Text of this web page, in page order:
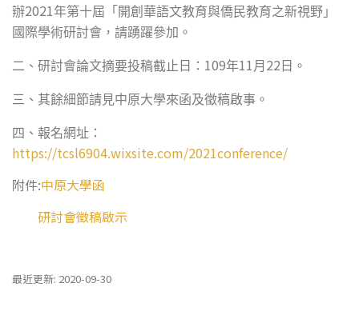
辦2021年第十屆「開創華語文教育與僑民教育之新視野」
國際學術研討會，請踴躍參加。
二、研討會論文摘要投稿截止日： 109年11 月 22 日。
三、其餘細節請見中原大學來函及徵稿啟事。
四、報名網址：
https://tcsl6904.wixsite.com/2021conference/
附件:中原大學函
研討會徵稿啟示
最近更新: 2020-09-30